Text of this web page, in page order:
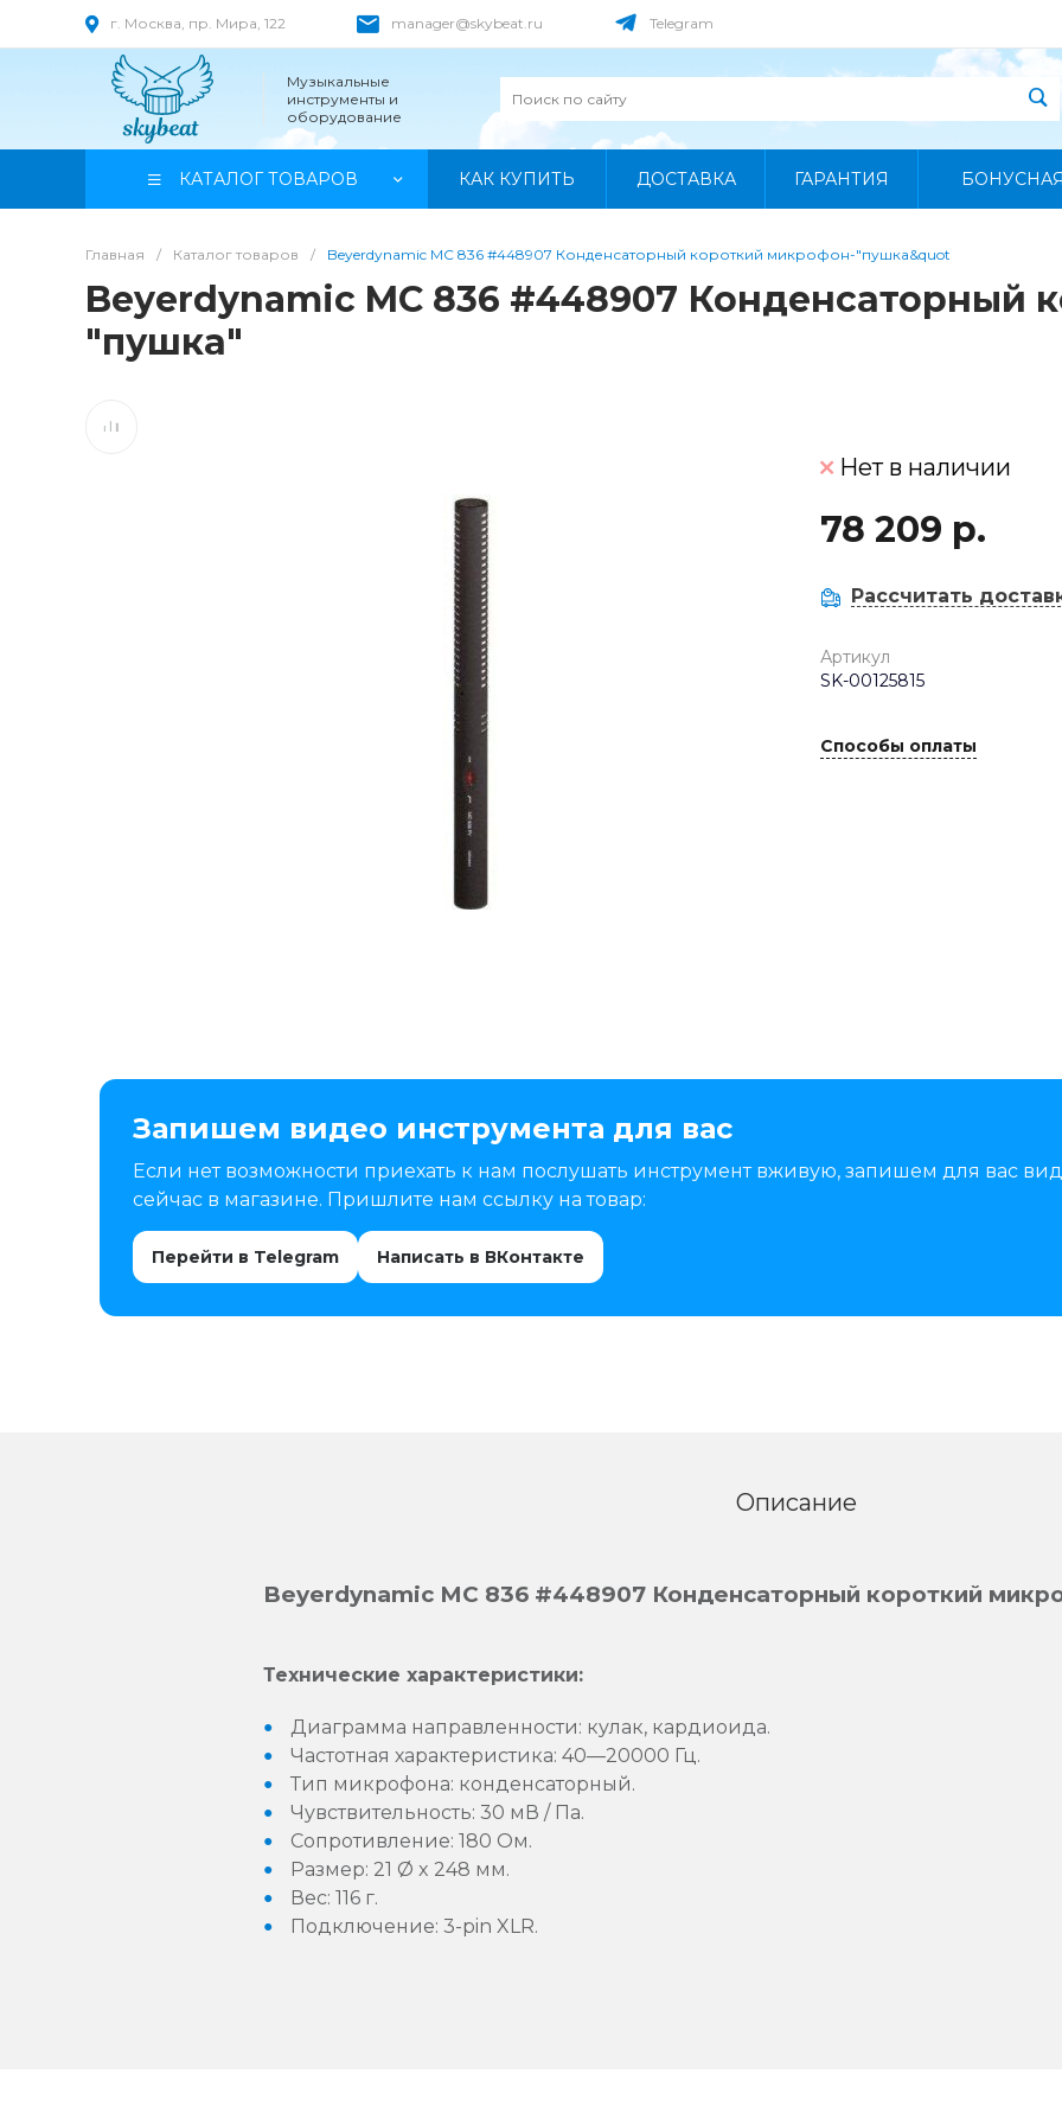
г. Москва, пр. Мира, 122 manager@skybeat.ru Telegram
Музыкальные
инструменты и
оборудование
КАТАЛОГ ТОВАРОВ КАК КУПИТЬ ДОСТАВКА ГАРАНТИЯ
Главная / Каталог товаров / Beyerdynamic MC 836 #448907 Конденсаторный короткий микрофон-"пушка&quot
Beyerdynamic MC 836 #448907 Конденсаторный
"пушка"
Нет в наличии
78 209 р.
Рассчитать
Артикул
SK-00125815
Способы оплаты
Запишем видео инструмента для вас
Если нет возможности приехать к нам послушать инструмент вживую, запишем для вас
сейчас в магазине. Пришлите нам ссылку на товар:
Перейти в Telegram Написать в ВКонтакте
Описание
Beyerdynamic MC 836 #448907 Конденсаторный короткий
Технические характеристики:
Диаграмма направленности: кулак, кардиоида.
Частотная характеристика: 40—20000 Гц.
Тип микрофона: конденсаторный.
Чувствительность: 30 мВ / Па.
Сопротивление: 180 Ом.
Размер: 21 Ø x 248 мм.
Вес: 116 г.
Подключение: 3-pin XLR.